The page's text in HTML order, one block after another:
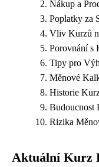
Nákup a
Poplatky za
Vliv Kurzů
Porovnání s
Tipy pro
Měnové
Historie
Budoucnost
Rizika
Aktuální Kurz